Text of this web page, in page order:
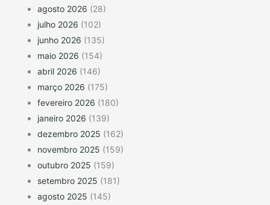
agosto 2026 (28)
julho 2026 (102)
junho 2026 (135)
maio 2026 (154)
abril 2026 (146)
março 2026 (175)
fevereiro 2026 (180)
janeiro 2026 (139)
dezembro 2025 (162)
novembro 2025 (159)
outubro 2025 (159)
setembro 2025 (181)
agosto 2025 (145)